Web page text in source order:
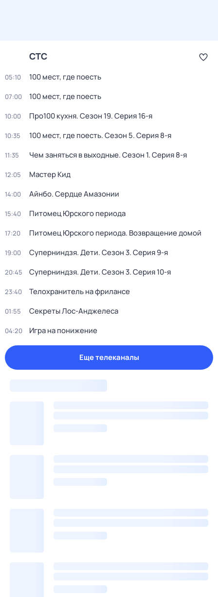
СТС
05:10 100 мест, где поесть
07:00 100 мест, где поесть
10:00 Про100 кухня. Сезон 19. Серия 16-я
10:35 100 мест, где поесть. Сезон 5. Серия 8-я
11:35 Чем заняться в выходные. Сезон 1. Серия 8-я
12:05 Мастер Кид
14:00 Айнбо. Сердце Амазонии
15:40 Питомец Юрского периода
17:20 Питомец Юрского периода. Возвращение домой
19:00 Суперниндзя. Дети. Сезон 3. Серия 9-я
20:45 Суперниндзя. Дети. Сезон 3. Серия 10-я
23:40 Телохранитель на фрилансе
01:55 Секреты Лос-Анджелеса
04:20 Игра на понижение
Еще телеканалы